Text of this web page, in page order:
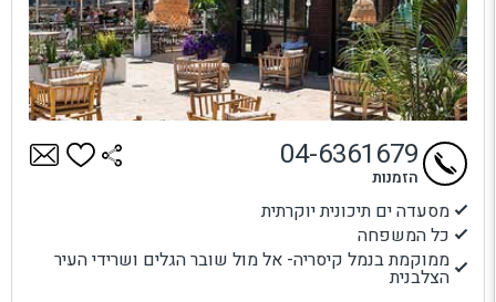
ומיקום שמספר סיפור.
כאן תמצאו את המקומות המומלצים ביותר לחוויה קולינרית
שמשלבת טעם, עיצוב וקסם ים־תיכוני.
מסעדה ים תיכונית יוקרתית
כל המשפחה
ממוקמת בנמל קיסריה- אל מול שובר הגלים ושרידי העיר
הצלבנית
04-6361679
הזמנות